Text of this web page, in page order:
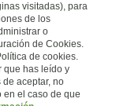
visitadas), para
de los
o
de Cookies.
de cookies.
que has leído y
aceptar, no
en el caso de que